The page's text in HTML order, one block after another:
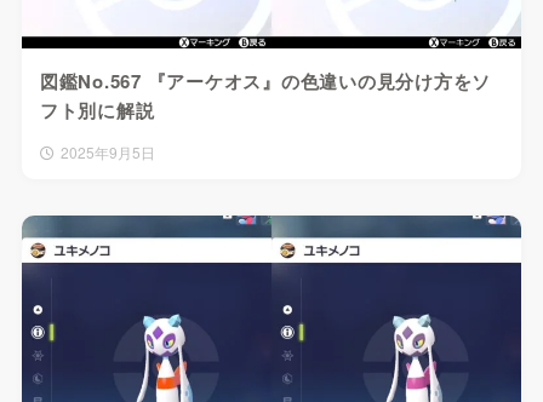
図鑑No.567 『アーケオス』の色違いの見分け方をソ
フト別に解説
2025年9月5日